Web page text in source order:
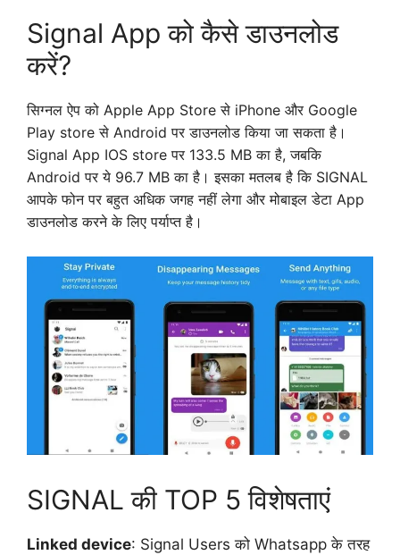
Signal App को कैसे डाउनलोड
करें?
सिग्नल ऐप को Apple App Store से iPhone और Google
Play store से Android पर डाउनलोड किया जा सकता है।
Signal App IOS store पर 133.5 MB का है, जबकि
Android पर ये 96.7 MB का है। इसका मतलब है कि SIGNAL
आपके फोन पर बहुत अधिक जगह नहीं लेगा और मोबाइल डेटा App
डाउनलोड करने के लिए पर्याप्त है।
SIGNAL की TOP 5 विशेषताएं
Linked device: Signal Users को Whatsapp के तरह